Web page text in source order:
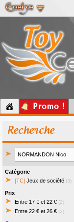
Promo !
Recherche
Catégorie
[TC] Jeux de société (3)
Prix
Entre 17 € et 22 € (2)
Entre 22 € et 26 € (2)